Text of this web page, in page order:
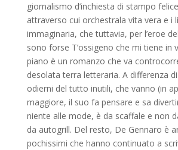
giornalismo d’inchiesta di stampo
attraverso cui orchestrala vita vera e i
immaginaria, che tuttavia, per l’eroe
sono forse T’ossigeno che mi tiene in
piano è un romanzo che va
desolata terra letteraria. A differenza
odierni del tutto inutili, che vanno (in
maggiore, il suo fa pensare e sa
niente alle mode, è da scaffale e non
da autogrill. Del resto, De Gennaro è
pochissimi che hanno continuato a